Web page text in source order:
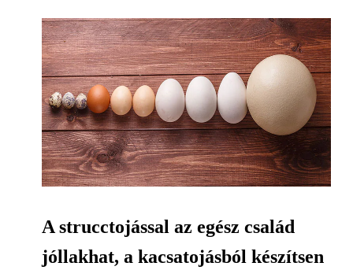
A strucctojással az egész család
jóllakhat, a kacsatojásból készítsen